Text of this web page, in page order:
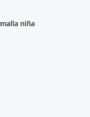
malla niña